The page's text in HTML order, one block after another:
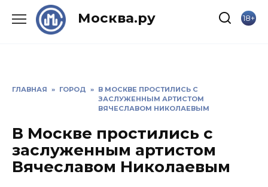
Москва.ру 18+
ГЛАВНАЯ » ГОРОД » В МОСКВЕ ПРОСТИЛИСЬ С
ЗАСЛУЖЕННЫМ АРТИСТОМ
ВЯЧЕСЛАВОМ НИКОЛАЕВЫМ
В Москве простились с
заслуженным артистом
Вячеславом Николаевым